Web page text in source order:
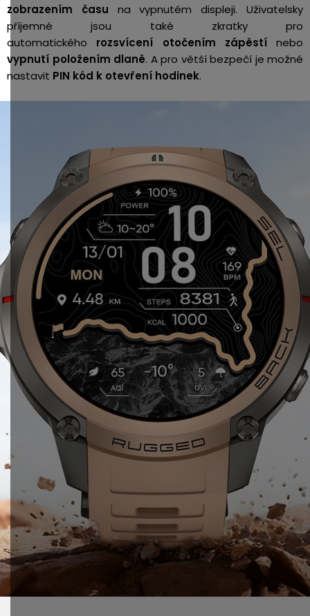
zobrazením času na vypnutém displeji. Uživatelsky
příjemné jsou také zkratky pro
automatického rozsvícení otočením zápěstínebo
vypnutí položením dlaně. A pro větší bezpečí je možné
nastavit PIN kód k otevření hodinek.